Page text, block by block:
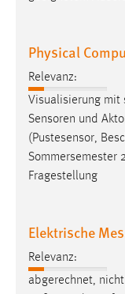
Physical
Relevanz:
Visualisierung mit
Sensoren und
(Pustesensor,
Sommersemester
Fragestellung
Elektrische
Relevanz:
abgerechnet,